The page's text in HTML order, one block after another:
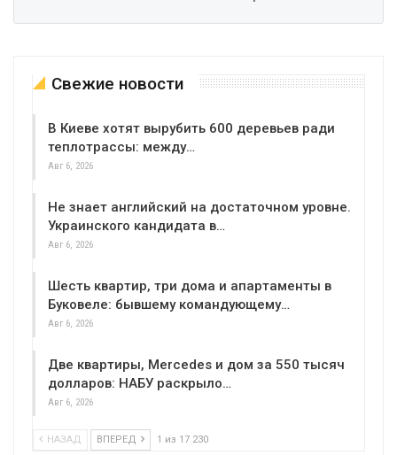
Свежие новости
В Киеве хотят вырубить 600 деревьев ради
теплотрассы: между…
Авг 6, 2026
Не знает английский на достаточном уровне.
Украинского кандидата в…
Авг 6, 2026
Шесть квартир, три дома и апартаменты в
Буковеле: бывшему командующему…
Авг 6, 2026
Две квартиры, Mercedes и дом за 550 тысяч
долларов: НАБУ раскрыло…
Авг 6, 2026
НАЗАД ВПЕРЕД 1 из 17 230